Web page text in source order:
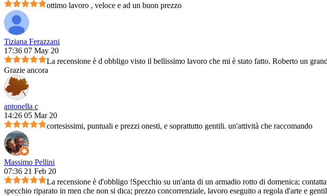
ottimo lavoro , veloce e ad un buon prezzo
Tiziana Ferazzani
17:36 07 May 20
La recensione è d obbligo visto il bellissimo lavoro che mi è stato fatto. Roberto un
Grazie ancora
antonella c
14:26 05 Mar 20
cortesissimi, puntuali e prezzi onesti, e soprattutto gentili. un'attività che raccomando
Massimo Pellini
07:36 21 Feb 20
La recensione è d'obbligo !Specchio su un'anta di un armadio rotto di domenica;
specchio riparato in men che non si dica; prezzo concorrenziale, lavoro eseguito a regola d'arte e